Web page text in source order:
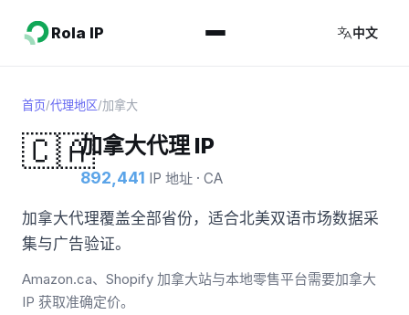
Rola IP 中文
首页/代理地区/加拿大
🇨🇦加拿大代理 IP
892,441 IP 地址 · CA
加拿大代理覆盖全部省份，适合北美双语市场数据采
集与广告验证。
Amazon.ca、Shopify 加拿大站与本地零售平台需要加拿大
IP 获取准确定价。